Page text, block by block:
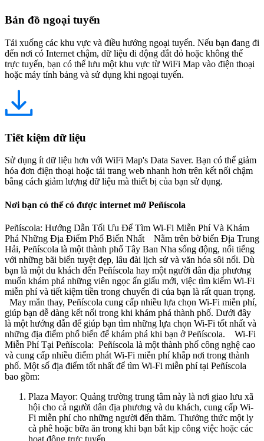
Bản đồ ngoại tuyến
Tải xuống các khu vực và điều hướng ngoại tuyến. Nếu bạn đang đi
đến nơi có Internet chậm, dữ liệu di động đắt đỏ hoặc không thể
trực tuyến, bạn có thể lưu một khu vực từ WiFi Map vào điện thoại
hoặc máy tính bảng và sử dụng khi ngoại tuyến.
Tiết kiệm dữ liệu
Sử dụng ít dữ liệu hơn với WiFi Map's Data Saver. Bạn có thể giảm
hóa đơn điện thoại hoặc tải trang web nhanh hơn trên kết nối chậm
bằng cách giảm lượng dữ liệu mà thiết bị của bạn sử dụng.
Nơi bạn có thể có được internet mở Peñíscola
Peñíscola: Hướng Dẫn Tối Ưu Để Tìm Wi-Fi Miễn Phí Và Khám
Phá Những Địa Điểm Phổ Biến Nhất Nằm trên bờ biển Địa Trung
Hải, Peñíscola là một thành phố Tây Ban Nha sống động, nổi tiếng
với những bãi biển tuyệt đẹp, lâu đài lịch sử và văn hóa sôi nổi. Dù
bạn là một du khách đến Peñíscola hay một người dân địa phương
muốn khám phá những viên ngọc ẩn giấu mới, việc tìm kiếm Wi-Fi
miễn phí và tiết kiệm tiền trong chuyến đi của bạn là rất quan trọng.
May mắn thay, Peñíscola cung cấp nhiều lựa chọn Wi-Fi miễn phí,
giúp bạn dễ dàng kết nối trong khi khám phá thành phố. Dưới đây
là một hướng dẫn để giúp bạn tìm những lựa chọn Wi-Fi tốt nhất và
những địa điểm phổ biến để khám phá khi bạn ở Peñíscola. Wi-Fi
Miễn Phí Tại Peñíscola: Peñíscola là một thành phố công nghệ cao
và cung cấp nhiều điểm phát Wi-Fi miễn phí khắp nơi trong thành
phố. Một số địa điểm tốt nhất để tìm Wi-Fi miễn phí tại Peñíscola
bao gồm:
Plaza Mayor: Quảng trường trung tâm này là nơi giao lưu xã
hội cho cả người dân địa phương và du khách, cung cấp Wi-
Fi miễn phí cho những người đến thăm. Thưởng thức một ly
cà phê hoặc bữa ăn trong khi bạn bắt kịp công việc hoặc các
hoạt động trực tuyến.